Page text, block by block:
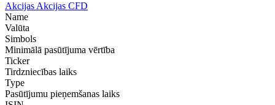
Akcijas Akcijas CFD
Name
Valūta
Simbols
Minimālā pasūtījuma vērtība
Ticker
Tirdzniecības laiks
Type
Pasūtījumu pieņemšanas laiks